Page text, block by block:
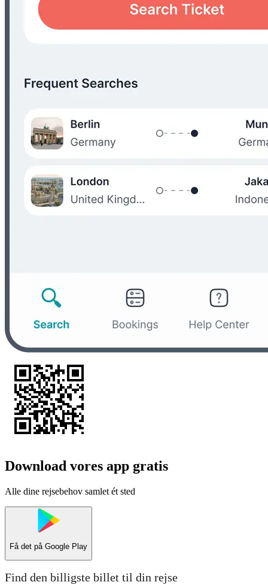
Download vores app gratis
Alle dine rejsebehov samlet ét sted
Få det på Google Play
Find den billigste billet til din rejse